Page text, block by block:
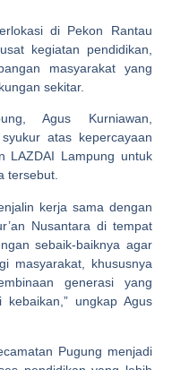
di Pekon Rantau
kegiatan pendidikan,
masyarakat yang
sekitar.
Agus Kurniawan,
atas kepercayaan
LAZDAI Lampung untuk
tersebut.
kerja sama dengan
Nusantara di tempat
sebaik-baiknya agar
masyarakat, khususnya
generasi yang
ungkap Agus
Pugung menjadi